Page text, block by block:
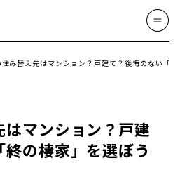
住み替え先はマンション？戸建て？後悔のない「
マンション？戸建
の棲家」を選ぼう